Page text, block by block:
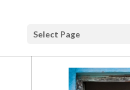
Select Page